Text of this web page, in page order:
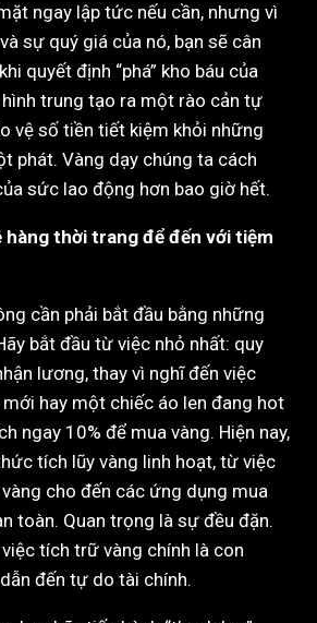
ngay lập tức nếu cần, nhưng vì
sự quý giá của nó, bạn sẽ cân
quyết định “phá” kho báu của
trung tạo ra một rào cản tự
vệ số tiền tiết kiệm khỏi những
phát. Vàng dạy chúng ta cách
sức lao động hơn bao giờ hết.
thời trang để đến với tiệm
cần phải bắt đầu bằng những
bắt đầu từ việc nhỏ nhất: quy
lương, thay vì nghĩ đến việc
hay một chiếc áo len đang hot
ngay 10% để mua vàng. Hiện nay,
tích lũy vàng linh hoạt, từ việc
cho đến các ứng dụng mua
toàn. Quan trọng là sự đều đặn.
tích trữ vàng chính là con
đến tự do tài chính.